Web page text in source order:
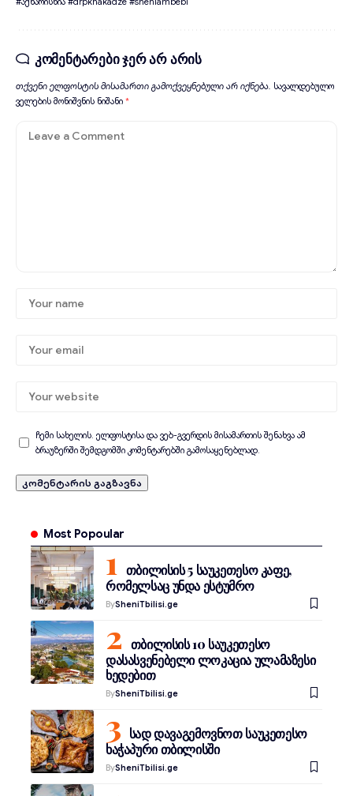
კომენტარები ჯერ არ არის
თქვენი ელფოსტის მისამართი გამოქვეყნებული არ იქნება. სავალდებულო
ველების მონიშვნის ნიშანი *
ჩემი სახელის. ელფოსტისა და ვებ-გვერდის მისამართის შენახვა ამ
ბრაუზერში შემდგომში კომენტარებში გამოსაყენებლად.
Most Popoular
თბილისის 5 საუკეთესო კაფე,
რომელსაც უნდა ესტუმრო
BySheniTbilisi.ge
თბილისის 10 საუკეთესო
დასასვენებელი ლოკაცია ულამაზესი
ხედებით
BySheniTbilisi.ge
სად დავაგემოვნოთ საუკეთესო
ხაჭაპური თბილისში
BySheniTbilisi.ge